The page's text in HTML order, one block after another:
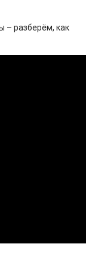
– разберём, как